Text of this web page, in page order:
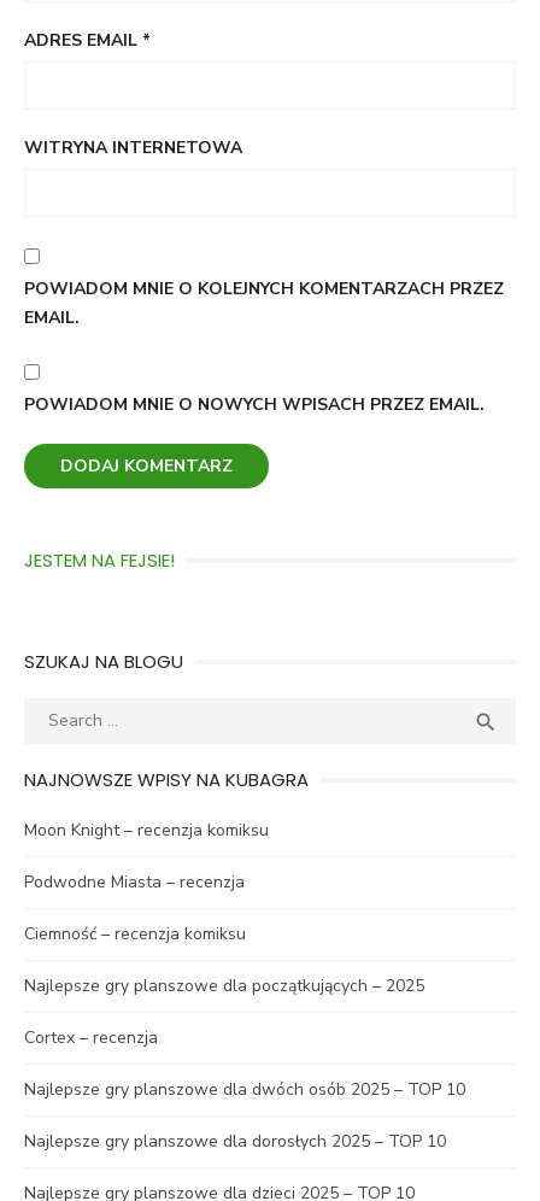
ADRES EMAIL *
WITRYNA INTERNETOWA
POWIADOM MNIE O KOLEJNYCH KOMENTARZACH PRZEZ
EMAIL.
POWIADOM MNIE O NOWYCH WPISACH PRZEZ EMAIL.
JESTEM NA FEJSIE!
SZUKAJ NA BLOGU

NAJNOWSZE WPISY NA KUBAGRA
Moon Knight – recenzja komiksu
Podwodne Miasta – recenzja
Ciemność – recenzja komiksu
Najlepsze gry planszowe dla początkujących – 2025
Cortex – recenzja
Najlepsze gry planszowe dla dwóch osób 2025 – TOP 10
Najlepsze gry planszowe dla dorosłych 2025 – TOP 10
Najlepsze gry planszowe dla dzieci 2025 – TOP 10